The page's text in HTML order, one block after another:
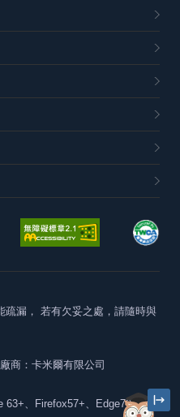
疏漏， 若有欠妥之處，請隨時與
商：卡米爾有限公司
63+、Firefox57+、Edge79+及